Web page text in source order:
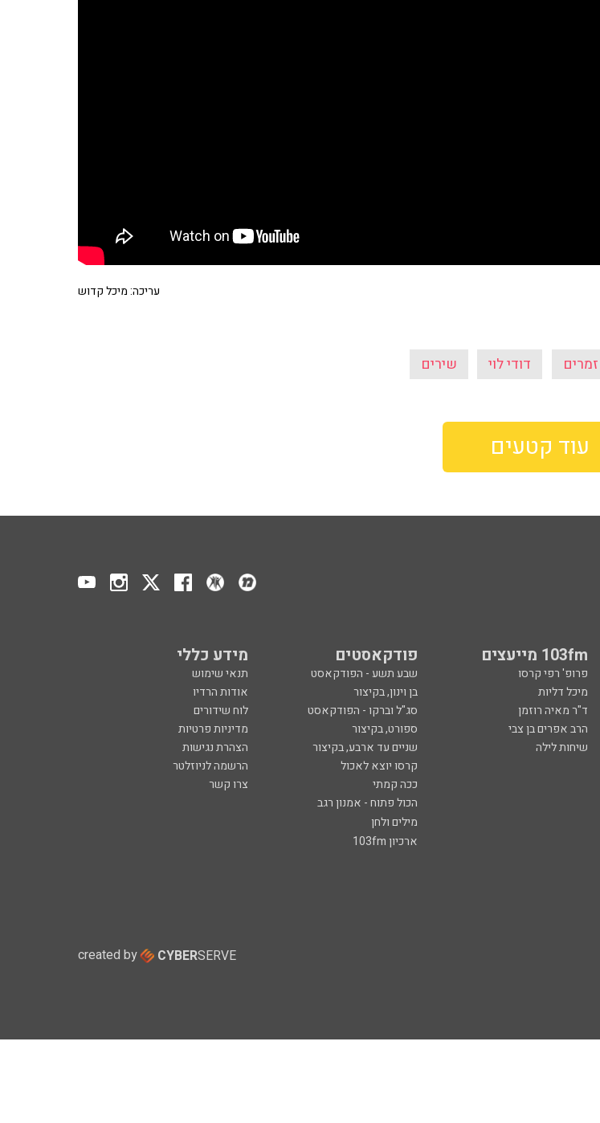
עריכה: מיכל קדוש
זמרים דודי לוי שירים
עוד קטעים
103fm מייעצים פודקאסטים מידע כללי
פרופ' רפי קרסו שבע תשע - הפודקאסט
תנאי שימוש
מיכל דליות בן וינון, בקיצור
אודות הרדיו
ד"ר מאיה רוזמן סג"ל וברקו - הפודקאסט
לוח שידורים
הרב אפרים בן צבי ספורט, בקיצור
מדיניות פרטיות
שיחות לילה שניים עד ארבע, בקיצור
הצהרת נגישות
קרסו יוצא לאכול
הרשמה לניוזלטר
ככה קמתי
צרו קשר
הכול פתוח - אמנון רגב
מילים ולחן
ארכיון 103fm
created by CYBERSERVE